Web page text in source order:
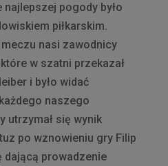
pogody było
piłkarskim.
nasi zawodnicy
w szatni przekazał
i było widać
naszego
utrzymał się wynik
po wznowieniu gry Filip
dającą prowadzenie